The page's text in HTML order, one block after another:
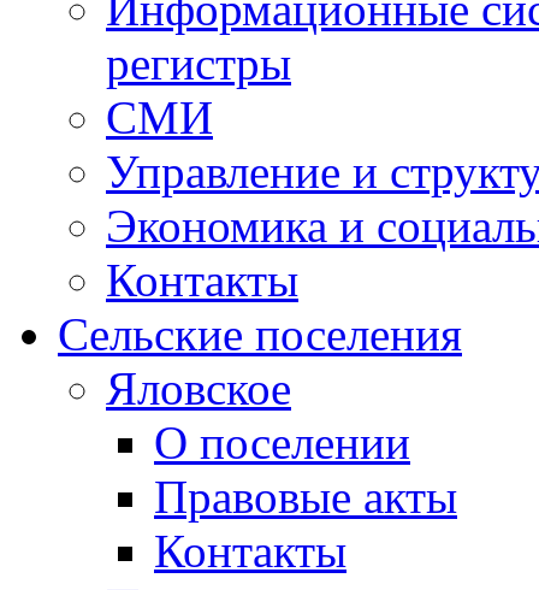
регистры
СМИ
Управление и
Экономика и
Контакты
Сельские поселения
Яловское
О поселении
Правовые акты
Контакты